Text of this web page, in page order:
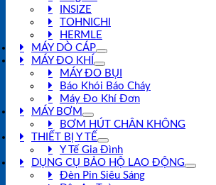
INSIZE
TOHNICHI
HERMLE
MÁY DÒ CÁP
MÁY ĐO KHÍ
MÁY ĐO BỤI
Báo Khói Báo Cháy
Máy Đo Khí Đơn
MÁY BƠM
BƠM HÚT CHÂN KHÔNG
THIẾT BỊ Y TẾ
Y Tế Gia Đình
DỤNG CỤ BẢO HỘ LAO ĐỘNG
Đèn Pin Siêu Sáng